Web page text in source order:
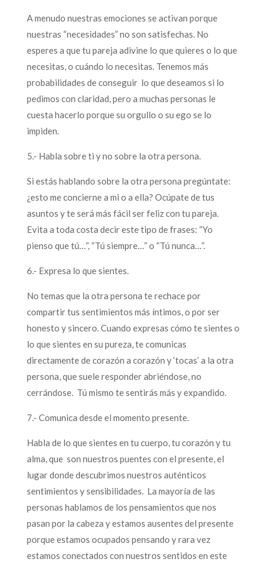
A menudo nuestras emociones se activan porque
nuestras “necesidades” no son satisfechas. No
esperes a que tu pareja adivine lo que quieres o lo que
necesitas, o cuándo lo necesitas. Tenemos más
probabilidades de conseguir lo que deseamos si lo
pedimos con claridad, pero a muchas personas le
cuesta hacerlo porque su orgullo o su ego se lo
impiden.
5.- Habla sobre ti y no sobre la otra persona.
Si estás hablando sobre la otra persona pregúntate:
¿esto me concierne a mi o a ella? Ocúpate de tus
asuntos y te será más fácil ser feliz con tu pareja.
Evita a toda costa decir este tipo de frases: “Yo
pienso que tú…”, “Tú siempre…” o “Tú nunca…”.
6.- Expresa lo que sientes.
No temas que la otra persona te rechace por
compartir tus sentimientos más íntimos, o por ser
honesto y sincero. Cuando expresas cómo te sientes o
lo que sientes en su pureza, te comunicas
directamente de corazón a corazón y ‘tocas’ a la otra
persona, que suele responder abriéndose, no
cerrándose. Tú mismo te sentirás más y expandido.
7.- Comunica desde el momento presente.
Habla de lo que sientes en tu cuerpo, tu corazón y tu
alma, que son nuestros puentes con el presente, el
lugar donde descubrimos nuestros auténticos
sentimientos y sensibilidades. La mayoría de las
personas hablamos de los pensamientos que nos
pasan por la cabeza y estamos ausentes del presente
porque estamos ocupados pensando y rara vez
estamos conectados con nuestros sentidos en este